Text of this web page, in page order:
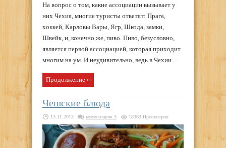
На вопрос о том, какие ассоциации вызывает у
них Чехия, многие туристы ответят: Прага,
хоккей, Карловы Вары, Ягр, Шкода, замки,
Швейк, и, конечно же, пиво. Пиво, безусловно,
является первой ассоциацией, которая приходит
многим на ум. И неудивительно, ведь в Чехии ...
Продолжение »
Чешские блюда
13.11.2013 комментария 3 18363 Просмотров